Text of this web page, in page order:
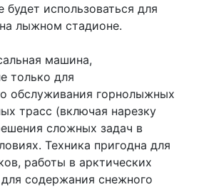
будет использоваться для
лыжном стадионе.
машина,
только для
обслуживания горнолыжных
трасс (включая нарезку
сложных задач в
Техника пригодна для
работы в арктических
содержания снежного